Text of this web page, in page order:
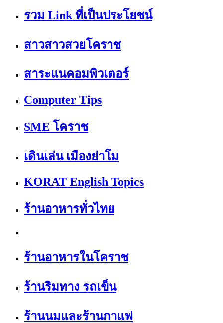
รวม Link ที่เป็นประโยชน์
สาวสาวสวยโคราช
สาระแนคอมพิวเตอร์
Computer Tips
SME โคราช
เดินเล่น เมืองย่าโม
KORAT English Topics
ร้านอาหารทั่วไทย
ร้านอาหารในโคราช
ร้านริมทาง รถเข็น
ร้านนมและร้านกาแฟ